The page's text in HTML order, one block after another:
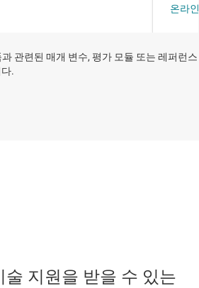
관련된 매개 변수, 평가 모듈 또는 레퍼런스
.
지원을 받을 수 있는